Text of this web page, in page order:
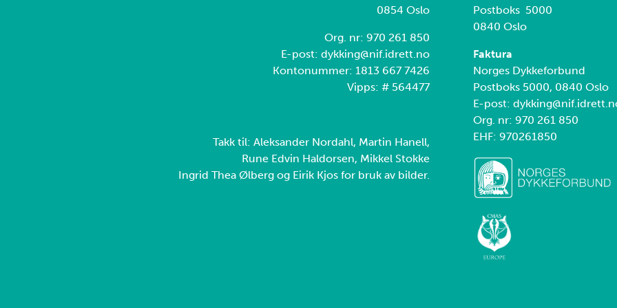
0854 Oslo
Org. nr: 970 261 850
E-post: dykking@nif.idrett.no
Kontonummer: 1813 667 7426
Vipps: # 564477
Takk til: Aleksander Nordahl, Martin Hanell,
Rune Edvin Haldorsen, Mikkel Stokke
Ingrid Thea Ølberg og Eirik Kjos for bruk av bilder.
Postboks 5000
0840 Oslo
Faktura
Norges Dykkeforbund
Postboks 5000, 0840 Oslo
E-post:
Org. nr: 970 261 850
EHF: 970261850